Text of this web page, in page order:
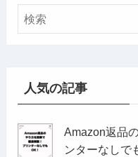
人気の記事
Amazon返品
ンターなしで